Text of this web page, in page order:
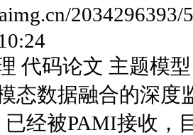
代码论文 主题模型
态数据融合的深度
经被PAMI接收，